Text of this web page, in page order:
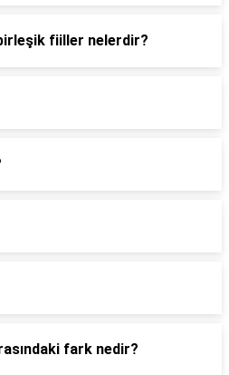
fiiller nelerdir?
fark nedir?